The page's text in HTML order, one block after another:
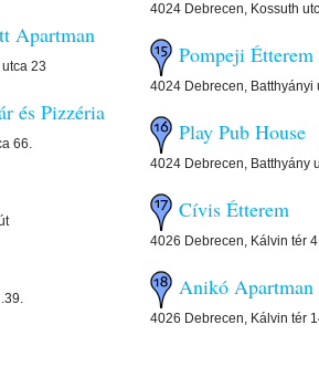
Apartman
23
és Pizzéria
66.
4024 Debrecen, Kossuth
Pompeji Étterem
4024 Debrecen, Batthyányi
Play Pub House
4024 Debrecen, Batthyány
Cívis Étterem
4026 Debrecen, Kálvin tér 4
Anikó Apartman
4026 Debrecen, Kálvin tér